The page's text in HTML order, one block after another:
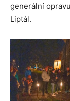
generální
Liptál.